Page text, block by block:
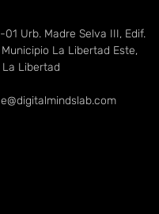
Urb. Madre Selva III, Edif.
La Libertad Este,
Libertad